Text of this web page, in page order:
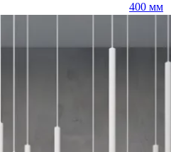
400 мм